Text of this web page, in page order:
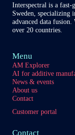
Interspectral is a fast-
Sweden, specializing
advanced data
over 20 countries.
Menu
AM Explorer
AI for additive
News & events
About us
Contact
Customer portal
Contact